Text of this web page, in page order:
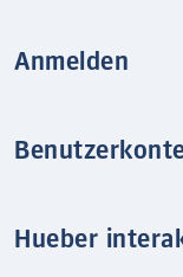
Anmelden
Hueber